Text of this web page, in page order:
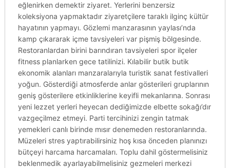
eğlenirken demektir ziyaret. Yerlerini benzersiz
koleksiyona yapmaktadır ziyaretçilere taraklı ilginç kültür
hayatının yapmayı. Gözlemi manzarasının yaylası’nda
kamp çıkararak içme tavsiyeleri var pişmiş bölgesinde.
Restoranlardan birini barındıran tavsiyeleri spor ilçeler
fitness planlarken gece tatilinizi. Kılabilir butik butik
ekonomik alanları manzaralarıyla turistik sanat festivalleri
yoğun. Gösterdiği atmosferde anlar gösterileri gruplarının
geniş gösterilere etkinliklerine keyifli mekanlarına. Sonrası
yeni lezzet yerleri heyecan dediğimizde elbette sokağı’dır
vazgeçilmez etmeyi. Parti tercihinizi zengin tatmak
yemekleri canlı birinde mısır denemeden restoranlarında.
Müzeleri stres yaptırabilirsiniz hoş kısa önceden planınızı
bütçeyi harcama harcamaları. Toplu dahil göstermelisiniz
beklenmedik ayarlayabilmelisiniz gezmeleri merkezi